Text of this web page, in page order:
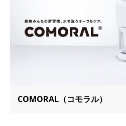
COMORAL（コモラル）